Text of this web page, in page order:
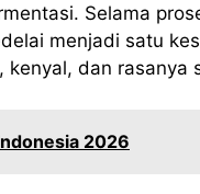
Selama
menjadi satu
dan rasanya
2026